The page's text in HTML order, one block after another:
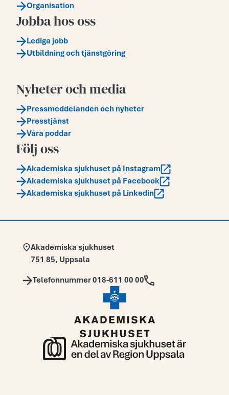
Organisation
Jobba hos oss
Lediga jobb
Utbildning och tjänstgöring
Nyheter och media
Pressmeddelanden och nyheter
Presstjänst
Våra poddar
Följ oss
Akademiska sjukhuset på Instagram
Akademiska sjukhuset på Facebook
Akademiska sjukhuset på Linkedin
Adress:
Akademiska sjukhuset
751 85, Uppsala
Telefon:
Telefonnummer 018-611 00 00